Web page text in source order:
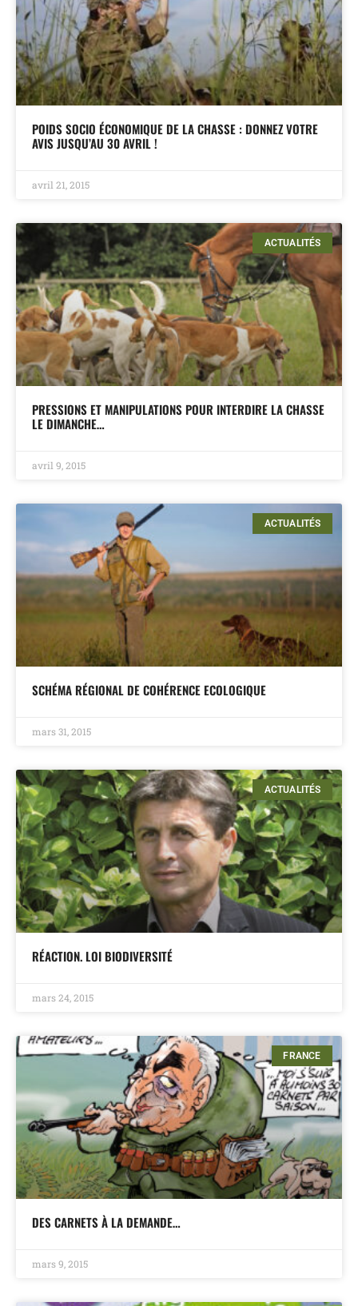
POIDS SOCIO ÉCONOMIQUE DE LA CHASSE : DONNEZ VOTRE
AVIS JUSQU’AU 30 AVRIL !
avril 21, 2015
ACTUALITÉS
PRESSIONS ET MANIPULATIONS POUR INTERDIRE LA CHASSE
LE DIMANCHE…
avril 9, 2015
ACTUALITÉS
SCHÉMA RÉGIONAL DE COHÉRENCE ECOLOGIQUE
mars 31, 2015
ACTUALITÉS
RÉACTION. LOI BIODIVERSITÉ
mars 24, 2015
FRANCE
DES CARNETS À LA DEMANDE…
mars 9, 2015